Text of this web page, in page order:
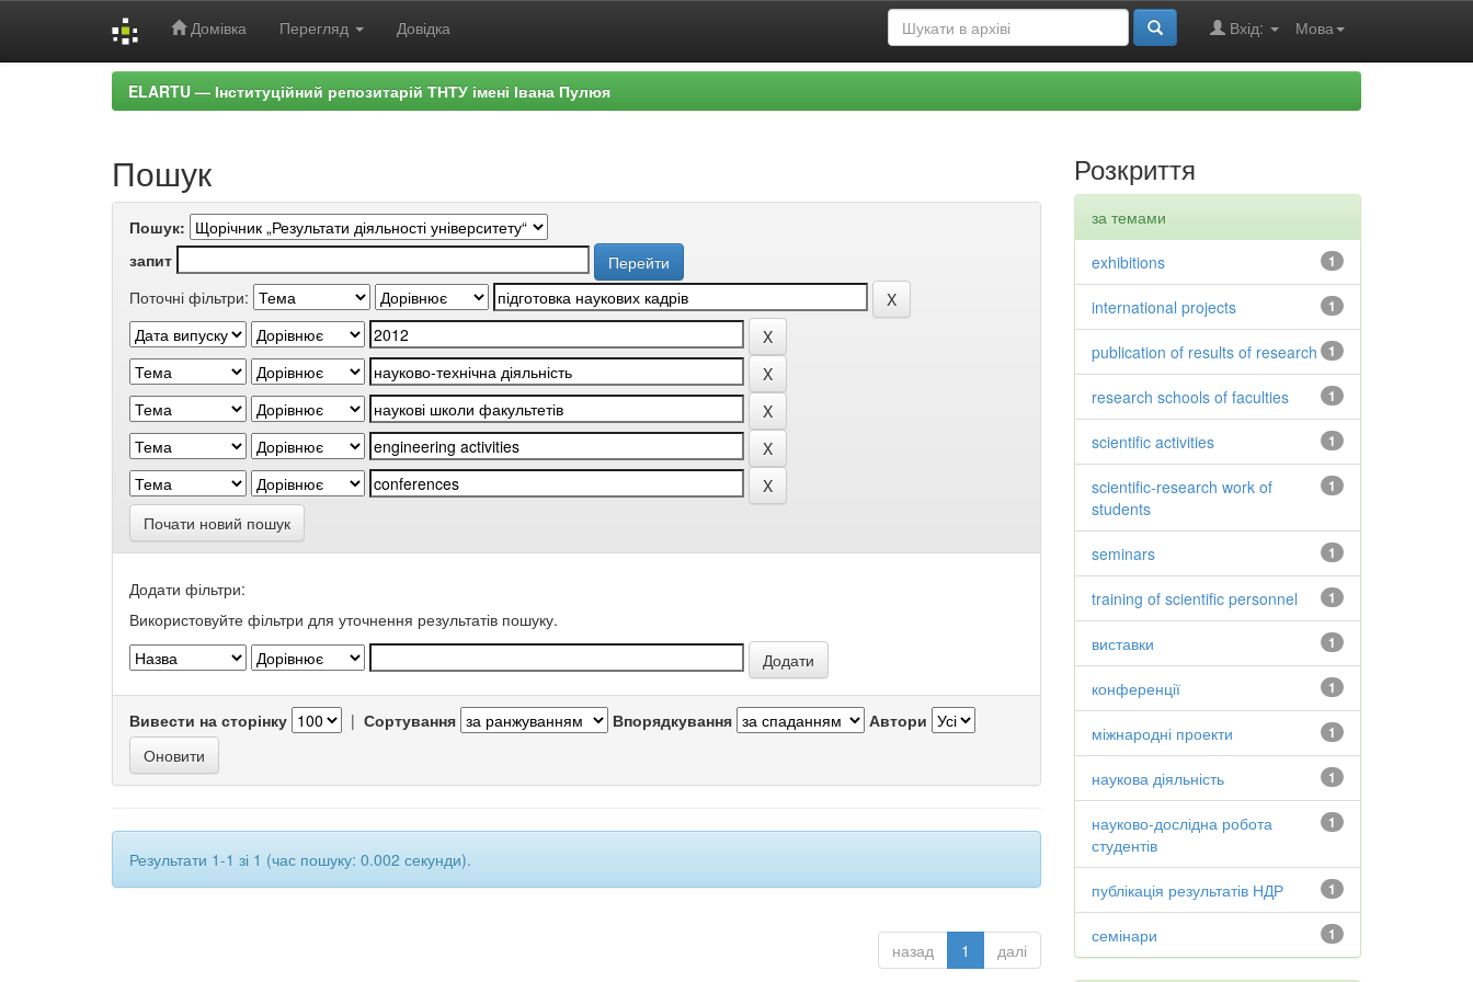
Домівка Перегляд Довідка Мова
Вхід:
ELARTU — Інституційний репозитарій ТНТУ імені Івана Пулюя
Пошук
Пошук:
запит
Поточні фільтри:
Почати новий пошук
Додати фільтри:
Використовуйте фільтри для уточнення результатів пошуку.
Вивести на сторінку | Сортування Впорядкування Автори
Результати 1-1 зі 1 (час пошуку: 0.002 секунди).
назад 1 далі
Розкриття
за темами
1
exhibitions
1
international projects
1
publication of results of research
1
research schools of faculties
1
scientific activities
1
scientific-research work of
students
1
seminars
1
training of scientific personnel
1
виставки
1
конференції
1
міжнародні проекти
1
наукова діяльність
1
науково-дослідна робота
студентів
1
публікація результатів НДР
1
семінари